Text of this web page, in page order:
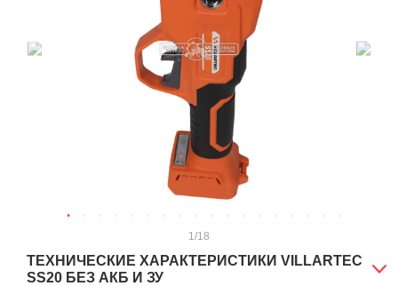
1 /18
ТЕХНИЧЕСКИЕ ХАРАКТЕРИСТИКИ VILLARTEC
SS20 БЕЗ АКБ И ЗУ